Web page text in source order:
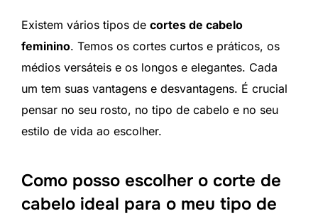
Existem vários tipos de cortes de cabelo
feminino. Temos os cortes curtos e práticos, os
médios versáteis e os longos e elegantes. Cada
um tem suas vantagens e desvantagens. É crucial
pensar no seu rosto, no tipo de cabelo e no seu
estilo de vida ao escolher.
Como posso escolher o corte de
cabelo ideal para o meu tipo de